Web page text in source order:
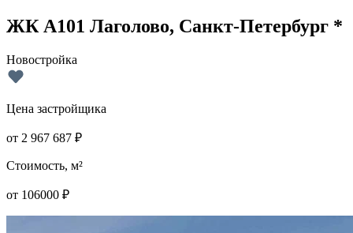
ЖК А101 Лаголово, Санкт-Петербург *
Новостройка
Цена застройщика
от 2 967 687 ₽
Стоимость, м²
от 106000 ₽